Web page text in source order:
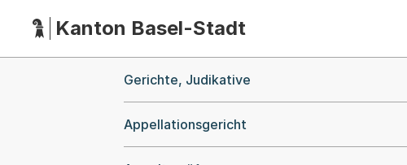
HauptnavigationKanton Basel-Stadt
Gerichte, Judikative
Appellationsgericht